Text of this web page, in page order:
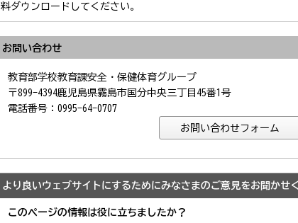
料ダウンロードしてください。
お問い合わせ
教育部学校教育課安全・保健体育グループ
〒899-4394鹿児島県霧島市国分中央三丁目45番1号
電話番号：0995-64-0707
より良いウェブサイトにするためにみなさまのご意見をお聞かせ
このページの情報は役に立ちましたか？